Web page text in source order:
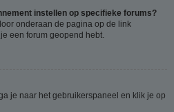
instellen op specifieke forums?
onderaan de pagina op de link
een forum geopend hebt.
je naar het gebruikerspaneel en klik je op